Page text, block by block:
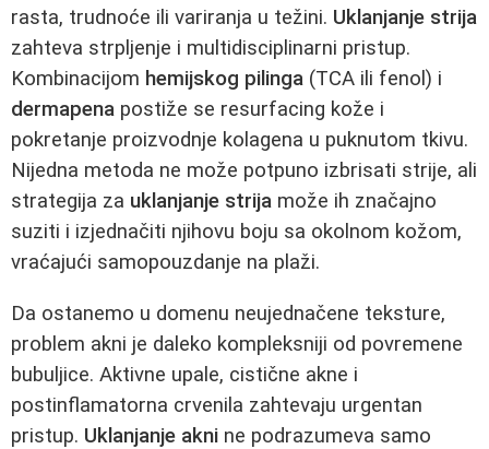
rasta, trudnoće ili variranja u težini. Uklanjanje strija
zahteva strpljenje i multidisciplinarni pristup.
Kombinacijom hemijskog pilinga (TCA ili fenol) i
dermapena postiže se resurfacing kože i
pokretanje proizvodnje kolagena u puknutom tkivu.
Nijedna metoda ne može potpuno izbrisati strije, ali
strategija za uklanjanje strija može ih značajno
suziti i izjednačiti njihovu boju sa okolnom kožom,
vraćajući samopouzdanje na plaži.
Da ostanemo u domenu neujednačene teksture,
problem akni je daleko kompleksniji od povremene
bubuljice. Aktivne upale, cistične akne i
postinflamatorna crvenila zahtevaju urgentan
pristup. Uklanjanje akni ne podrazumeva samo